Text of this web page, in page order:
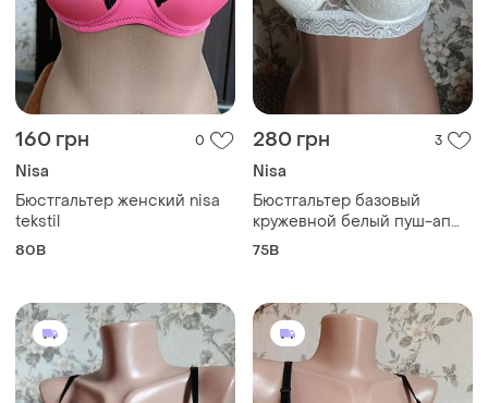
160 грн 0
Nisa
Бюстгальтер женский nisa
tekstil
80B
280 грн 3
Nisa
Бюстгальтер базовый
кружевной белый пуш-ап
размер 75 в
75B